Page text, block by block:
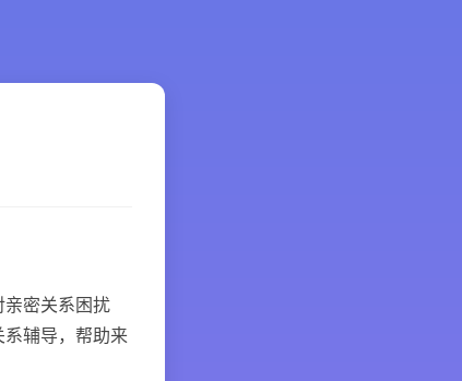
密关系困扰
辅导，帮助来